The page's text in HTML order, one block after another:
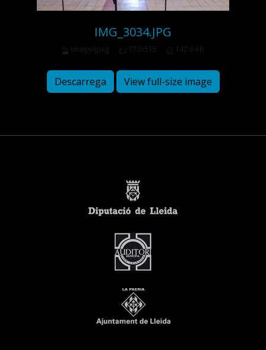
IMG_3034.JPG
image/jpeg 772x515 142.6 KB
Descarrega View full-size image